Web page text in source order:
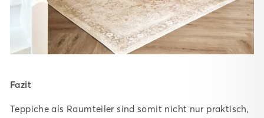
Fazit
Teppiche als Raumteiler sind somit nicht nur praktisch,